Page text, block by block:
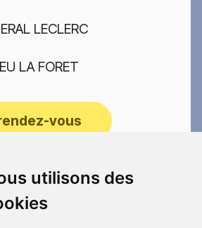
utilisons des
LECLERC
LA FORET
vous
nous!